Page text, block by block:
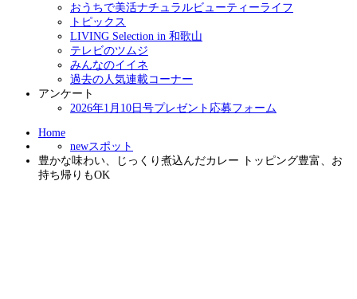
おうちで美活ナチュラルビューティーライフ
トピックス
LIVING Selection in 和歌山
テレビのツムジ
みんなのイイネ
過去の人気連載コーナー
アンケート
2026年1月10日号プレゼント応募フォーム
Home
newスポット
豊かな味わい、じっくり煮込んだカレー トッピング豊富、お
持ち帰りもOK